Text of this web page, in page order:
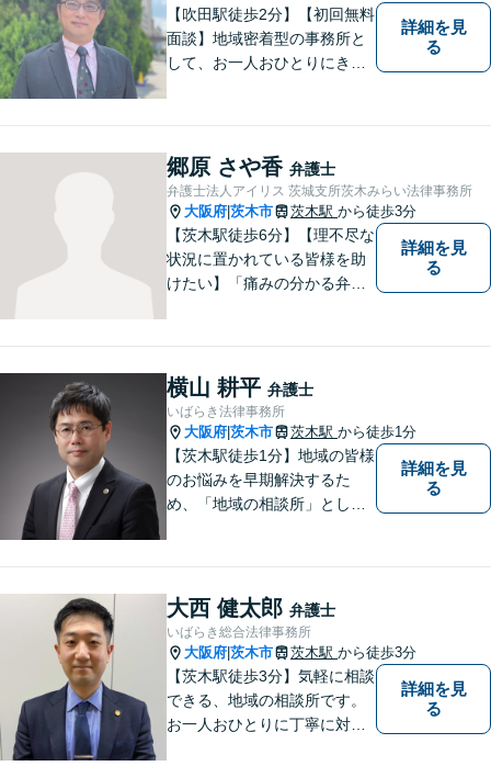
【吹田駅徒歩2分】【初回無料
面談】地域密着型の事務所と
して、お一人おひとりにきめ
ごとに対応！まずは無料相談
にお越しください。【完全個
室対応】
詳細を見
る
郷原 さや香 弁護士
弁護士法人アイリス 茨城支所茨木みらい法律事務所
大阪府 茨木市 茨木駅 から徒歩3分
【茨木駅徒歩6分】【理不尽な
状況に置かれている皆様を助
けたい】「痛みの分かる弁護
ど、お困りごとはお気軽にご
相談くださいませ。
詳細を見
る
横山 耕平 弁護士
いばらき法律事務所
大阪府 茨木市 茨木駅 から徒歩1分
【茨木駅徒歩1分】地域の皆様
のお悩みを早期解決するた
め、「地域の相談所」として
詳細を見
る
大西 健太郎 弁護士
いばらき総合法律事務所
大阪府 茨木市 茨木駅 から徒歩3分
【茨木駅徒歩3分】気軽に相談
できる、地域の相談所です。
お一人おひとりに丁寧に対応
詳細を見
る